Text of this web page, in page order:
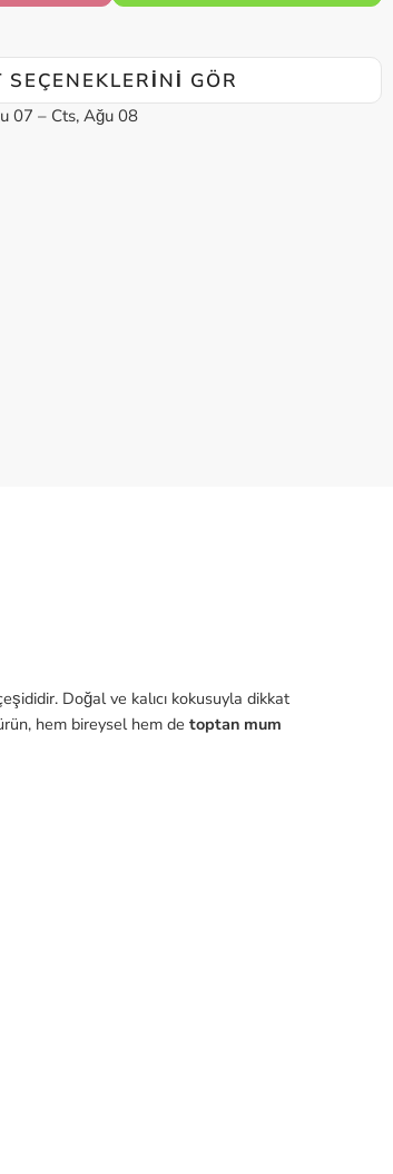
SEÇENEKLERINI GÖR
07 – Cts, Ağu 08
Doğal ve kalıcı kokusuyla dikkat
hem bireysel hem de toptan mum